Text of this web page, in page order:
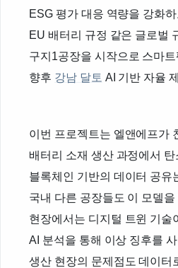
ESG 평가 대응 역량을 강화
EU 배터리 규정 같은 글로벌
구지1공장을 시작으로 스마
향후 강남 달토 AI 기반 자율
이번 프로젝트는 엘앤에프가
배터리 소재 생산 과정에서
블록체인 기반의 데이터 공유
국내 다른 공장들도 이 모델
현장에서는 디지털 트윈 기술
AI 분석을 통해 이상 징후를
생산 현장의 문제점도 데이터